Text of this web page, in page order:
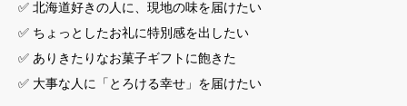
✅ 北海道好きの人に、現地の味を届けたい
✅ ちょっとしたお礼に特別感を出したい
✅ ありきたりなお菓子ギフトに飽きた
✅ 大事な人に「とろける幸せ」を届けたい